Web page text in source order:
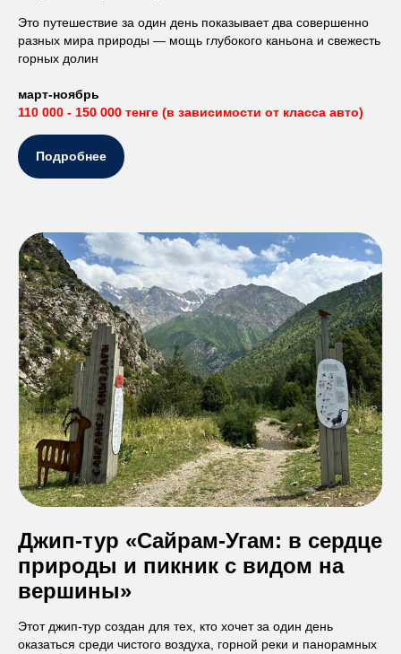
Это путешествие за один день показывает два совершенно
разных мира природы — мощь глубокого каньона и свежесть
горных долин
март-ноябрь
110 000 - 150 000 тенге (в зависимости от класса авто)
Подробнее
Джип-тур «Сайрам-Угам: в сердце
природы и пикник с видом на
вершины»
Этот джип-тур создан для тех, кто хочет за один день
оказаться среди чистого воздуха, горной реки и панорамных